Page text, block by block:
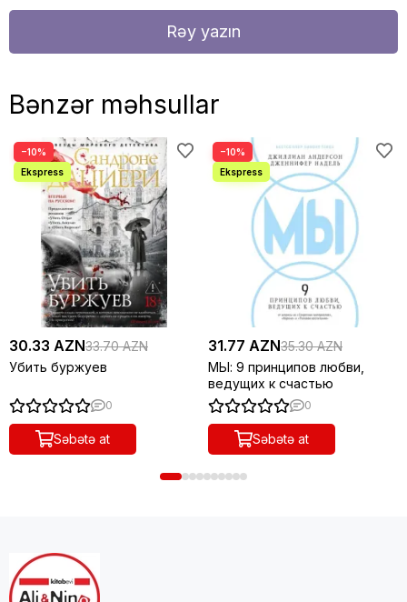
Rəy yazın
Bənzər məhsullar
−10%
30.33 AZN33.70 AZN
Убить буржуев
0
Səbətə at
−10%
31.77 AZN35.30 AZN
МЫ: 9 принципов любви,
ведущих к счастью
0
Səbətə at